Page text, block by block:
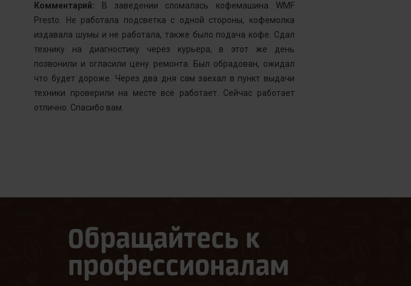
Комментарий: В заведении сломалась кофемашина WMF
Presto. Не работала подсветка с одной стороны, кофемолка
издавала шумы и не работала, также было подача кофе. Сдал
технику на диагностику через курьера, в этот же день
позвонили и огласили цену ремонта. Был обрадован, ожидал
что будет дороже. Через два дня сам заехал в пункт выдачи
техники проверили на месте всё работает. Сейчас работает
отлично. Спасибо вам.
Обращайтесь к
профессионалам